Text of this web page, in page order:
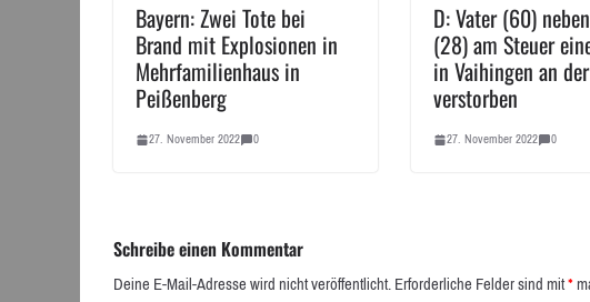
Bayern: Zwei Tote bei
Brand mit Explosionen in
Mehrfamilienhaus in
Peißenberg
27. November 2022 0
D: Vater (60)
(28) am Steuer
in Vaihingen an
verstorben
27. November 2022 0
Schreibe einen Kommentar
Deine E-Mail-Adresse wird nicht veröffentlicht.Erforderliche Felder sind mit*